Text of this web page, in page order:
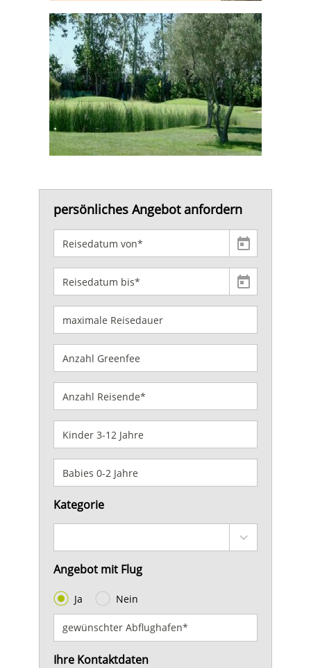
persönliches Angebot anfordern
Kategorie
Angebot mit Flug
Ja Nein
Ihre Kontaktdaten